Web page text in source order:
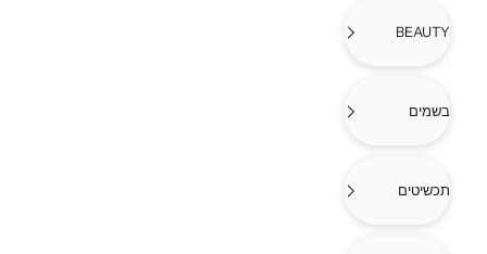
BEAUTY
בשמים
תכשיטים